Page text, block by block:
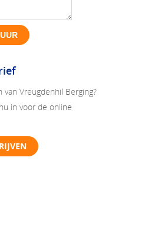
van Vreugdenhil Berging?
in voor de online